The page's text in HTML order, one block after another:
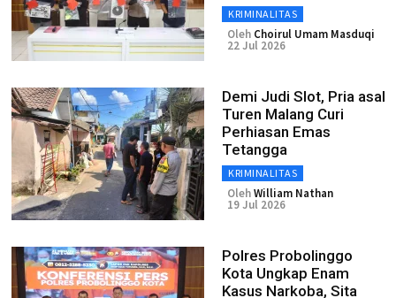
KRIMINALITAS
Oleh Choirul Umam Masduqi
22 Jul 2026
Demi Judi Slot, Pria asal
Turen Malang Curi
Perhiasan Emas
Tetangga
KRIMINALITAS
OlehWilliam Nathan
19 Jul 2026
Polres Probolinggo
Kota Ungkap Enam
Kasus Narkoba, Sita